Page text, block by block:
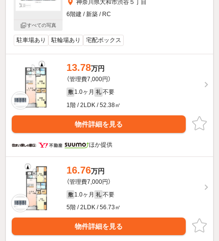
すべての写真
神奈川県大和市渋谷５丁目
6階建 / 新築 / RC
駐車場あり 駐輪場あり 宅配ボックス
13.78万円
（管理費7,000円）
敷 1.0ヶ月 礼 不要
1階 / 2LDK / 52.38㎡
物件詳細を見る
ほか提供
16.76万円
（管理費7,000円）
敷 1.0ヶ月 礼 不要
5階 / 2LDK / 56.73㎡
物件詳細を見る